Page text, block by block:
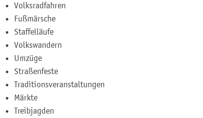
Volksradfahren
Fußmärsche
Staffelläufe
Volkswandern
Umzüge
Straßenfeste
Traditionsveranstaltungen
Märkte
Treibjagden